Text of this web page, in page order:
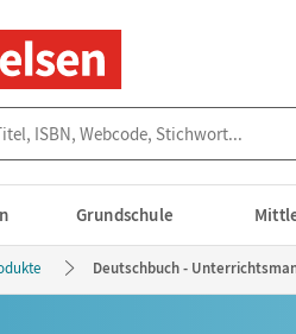
Grundschule
Deutschbuch -